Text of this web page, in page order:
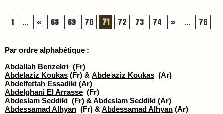
1 ... « 68 69 70 71 72 73 74 » ... 76
Par ordre alphabétique :
Abdallah Benzekri (Fr)
Abdelaziz Koukas (Fr) & Abdelaziz Koukas (Ar)
Abdelfettah Essadiki (Ar)
Abdelghani El Arrasse (Fr)
Abdeslam Seddiki (Fr) &Abdeslam Seddiki (Ar)
Abdessamad Alhyan (Fr) &Abdessamad Alhyan (Ar)